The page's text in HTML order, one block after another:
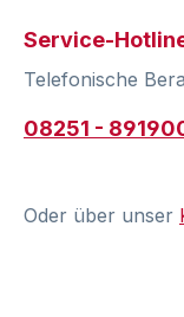
Service-
Telefonische
08251 -
Oder über unser